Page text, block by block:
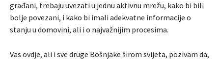
građani, trebaju uvezati u jednu aktivnu mrežu, kako bi bili
bolje povezani, i kako bi imali adekvatne informacije o
stanju u domovini, ali i o najvažnijim procesima.
Vas ovdje, ali i sve druge Bošnjake širom svijeta, pozivam da,